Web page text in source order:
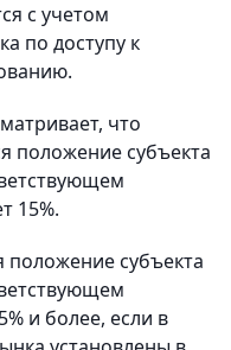
с учетом
по доступу к
что
положение субъекта
15%.
положение субъекта
и более, если в